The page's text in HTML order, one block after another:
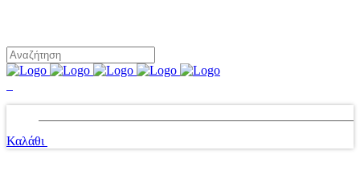
Καλάθι